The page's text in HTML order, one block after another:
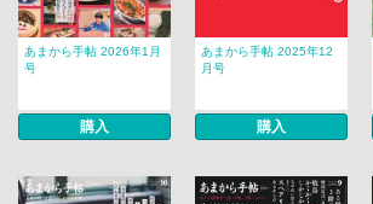
あまから手帖 2026年1月
号
購入
あまから手帖 2025年12
月号
購入